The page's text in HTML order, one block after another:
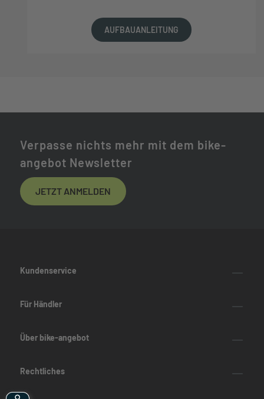
AUFBAUANLEITUNG
Verpasse nichts mehr mit dem bike-
angebot Newsletter
JETZT ANMELDEN
Kundenservice
Für Händler
Über bike-angebot
Rechtliches